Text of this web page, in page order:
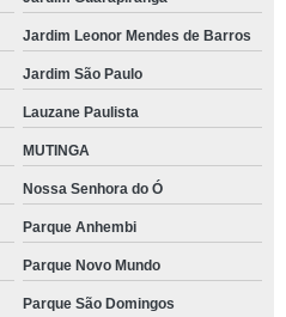
Jardim Leonor Mendes de Barros
Jardim São Paulo
Lauzane Paulista
MUTINGA
Nossa Senhora do Ó
Parque Anhembi
Parque Novo Mundo
Parque São Domingos